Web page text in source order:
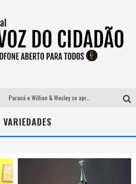
Paraná e Willian & Wesley se apresentam no Carretão Trevo Contagem nesta sexta-feira
Banda Mole de BH anuncia Kayete como madrinha do bloco
VARIEDADES